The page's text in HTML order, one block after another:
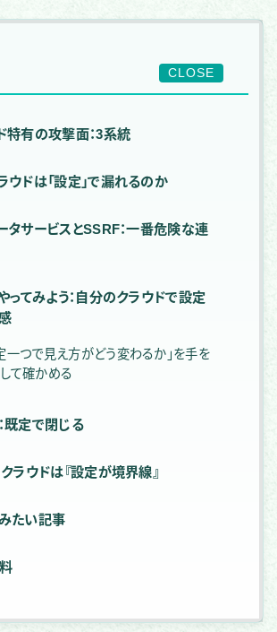
CLOSE
特有の攻撃面：3系統
ウドは「設定」で漏れるのか
タサービスとSSRF：一番危険な連
ってみよう：自分のクラウドで設定
一つで見え方がどう変わるか」を手を
て確かめる
既定で閉じる
クラウドは『設定が境界線』
たい記事